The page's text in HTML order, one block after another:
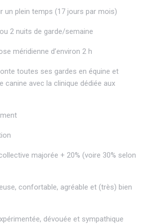
un plein temps (17 jours par mois)
2 nuits de garde/semaine
méridienne d’environ 2 h
toutes ses gardes en équine et
canine avec la clinique dédiée aux
majorée + 20% (voire 30% selon
confortable, agréable et (très) bien
dévouée et sympathique